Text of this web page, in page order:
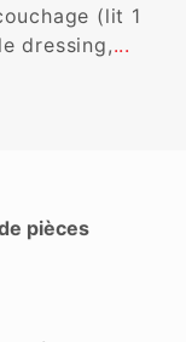
(lit 1
dressing,...
pièces